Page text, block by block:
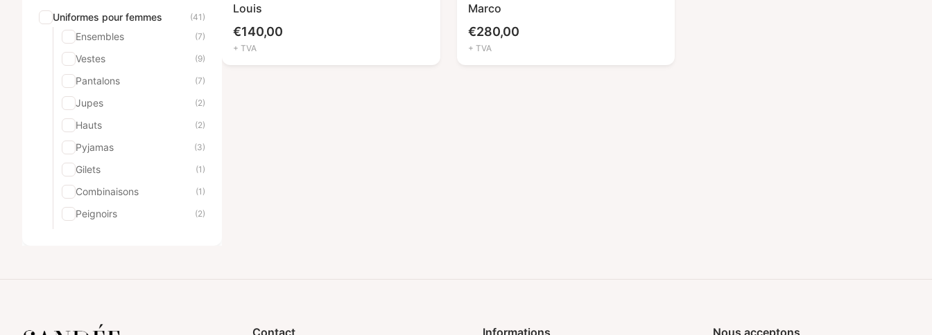
Uniformes pour femmes (41)
Ensembles (7)
Vestes (9)
Pantalons (7)
Jupes (2)
Hauts (2)
Pyjamas (3)
Gilets (1)
Combinaisons (1)
Peignoirs (2)
Vestes
Louis
€140,00
+ TVA
Marco
€280,00
+ TVA
Contact Informations Nous acceptons